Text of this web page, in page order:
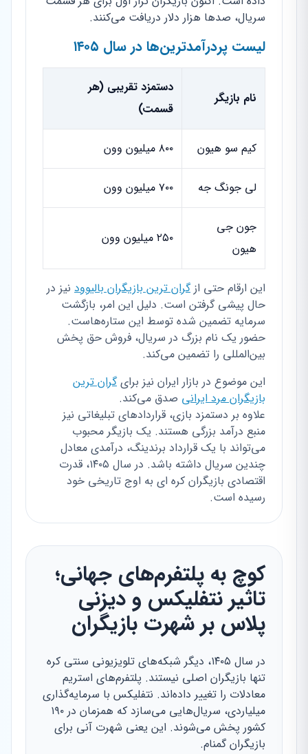
سریال، صدها هزار دلار دریافت می‌کنند.
لیست پردرآمدترین‌ها در سال ۱۴۰۵
نام بازیگر
دستمزد تقریبی (هر
قسمت)
کیم سو هیون ۸۰۰ میلیون وون
لی جونگ جه ۷۰۰ میلیون وون
جون جی
هیون
۲۵۰ میلیون وون
این ارقام حتی ازگران ترین بازیگران بالیوود نیز در
حال پیشی گرفتن است. دلیل این امر، بازگشت
سرمایه تضمین شده توسط این ستاره‌هاست.
حضور یک نام بزرگ در سریال، فروش حق پخش
بین‌المللی را تضمین می‌کند.
این موضوع در بازار ایران نیز برایگران ترین
بازیگران مرد ایرانی صدق می‌کند.
علاوه بر دستمزد بازی، قراردادهای تبلیغاتی نیز
منبع درآمد بزرگی هستند. یک بازیگر محبوب
می‌تواند با یک قرارداد برندینگ، درآمدی معادل
چندین سریال داشته باشد. در سال ۱۴۰۵، قدرت
اقتصادی بازیگران کره ای به اوج تاریخی خود
رسیده است.
کوچ به پلتفرم‌های جهانی؛
تاثیر نتفلیکس و دیزنی
پلاس بر شهرت بازیگران
در سال ۱۴۰۵، دیگر شبکه‌های تلویزیونی سنتی کره
تنها بازیگران اصلی نیستند. پلتفرم‌های استریم
معادلات را تغییر داده‌اند. نتفلیکس با سرمایه‌گذاری
میلیاردی، سریال‌هایی می‌سازد که همزمان در ۱۹۰
کشور پخش می‌شوند. این یعنی شهرت آنی برای
بازیگران گمنام.